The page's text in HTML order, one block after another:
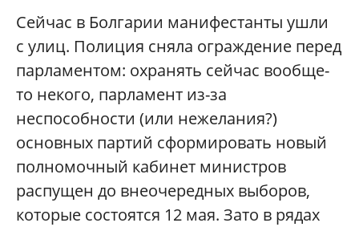
Сейчас в Болгарии манифестанты ушли
с улиц. Полиция сняла ограждение перед
парламентом: охранять сейчас вообще-
то некого, парламент из-за
неспособности (или нежелания?)
основных партий сформировать новый
полномочный кабинет министров
распущен до внеочередных выборов,
которые состоятся 12 мая. Зато в рядах